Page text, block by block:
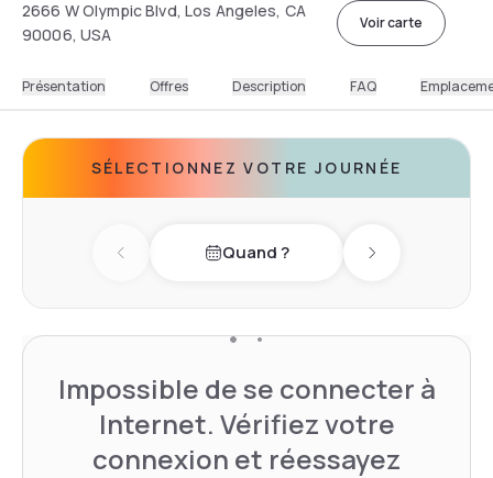
2666 W Olympic Blvd, Los Angeles, CA
90006, USA
Voir carte
Présentation Offres Description FAQ
SÉLECTIONNEZ VOTRE JOURNÉE
Previous dayQuand ? Next day
Impossible de se connecter à
Internet. Vérifiez votre
connexion et réessayez